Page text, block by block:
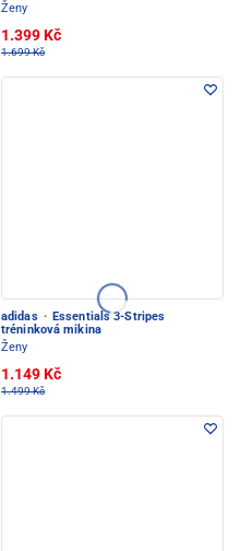
Ženy
1.399 Kč
1.699 Kč
adidas · Essentials 3-Stripes
tréninková mikina
Ženy
1.149 Kč
1.499 Kč